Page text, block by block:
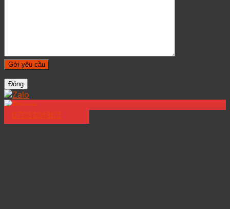
Đóng
0703301303